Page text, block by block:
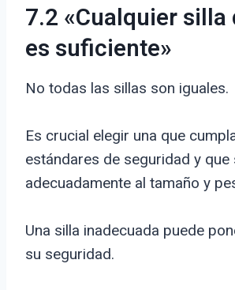
7.2 «Cualquier silla
es suficiente»
No todas las sillas son iguales.
Es crucial elegir una que
estándares de seguridad y que
adecuadamente al tamaño y
Una silla inadecuada puede
su seguridad.